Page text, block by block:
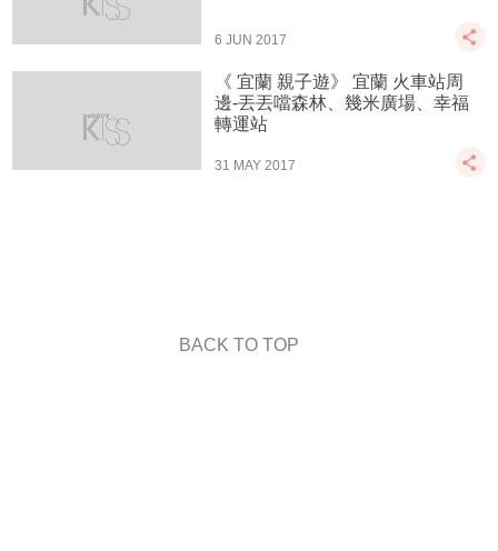
6 JUN 2017
《 宜蘭 親子遊》 宜蘭 火車站周
邊-丟丟噹森林、幾米廣場、幸福
轉運站
31 MAY 2017
BACK TO TOP